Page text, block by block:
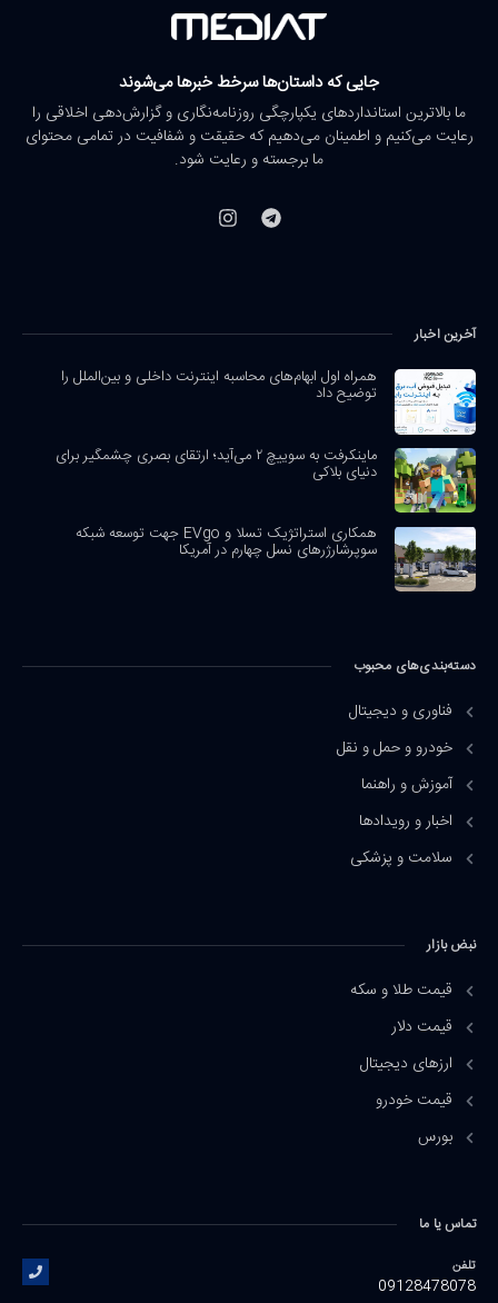
جایی که داستان‌ها سرخط خبرها می‌شوند
ما بالاترین استانداردهای یکپارچگی روزنامه‌نگاری و گزارش‌دهی اخلاقی را
رعایت می‌کنیم و اطمینان می‌دهیم که حقیقت و شفافیت در تمامی محتوای
ما برجسته و رعایت شود.
آخرین اخبار
همراه اول ابهام‌های محاسبه اینترنت داخلی و بین‌الملل را
توضیح داد
ماینکرفت به سوییچ ۲ می‌آید؛ ارتقای بصری چشمگیر برای
دنیای بلاکی
همکاری استراتژیک تسلا و EVgo جهت توسعه شبکه
سوپرشارژرهای نسل چهارم در آمریکا
دسته‌بندی‌های محبوب
فناوری و دیجیتال
خودرو و حمل و نقل
آموزش و راهنما
اخبار و رویدادها
سلامت و پزشکی
نبض بازار
قیمت طلا و سکه
قیمت دلار
ارزهای دیجیتال
قیمت خودرو
بورس
تماس یا ما
تلفن
09128478078